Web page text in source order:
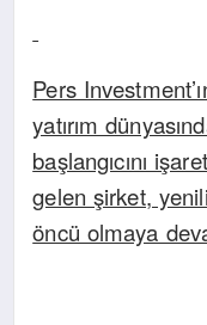
Pers
yatırım
başlangıcını
gelen şirket,
öncü olmaya